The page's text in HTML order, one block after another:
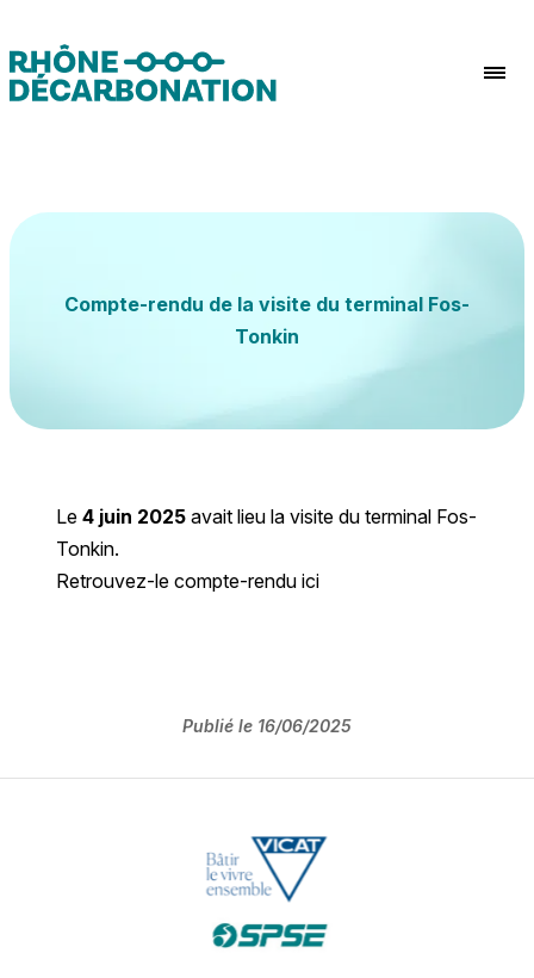
Compte-rendu de la visite du terminal Fos-
Tonkin
Le4 juin 2025avait lieu la visite du terminal Fos-
Tonkin.
Retrouvez-le compte-rendu ici
Publié le 16/06/2025